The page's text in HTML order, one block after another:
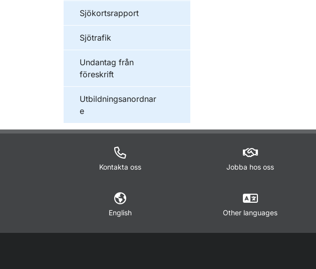
Sjökortsrapport
Sjötrafik
Undantag från
föreskrift
Utbildningsanordnar
e
Kontakta oss Jobba hos oss
English Other languages